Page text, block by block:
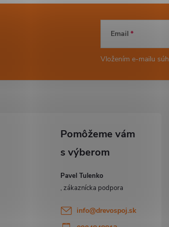
Email
Vložením e-mailu
Pavel Tulenko
info@drevospoj.sk